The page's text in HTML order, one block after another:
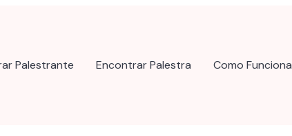
Palestrante
Encontrar Palestra Como Funciona